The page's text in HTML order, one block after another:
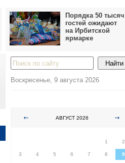
Порядка 50 тысяч
гостей ожидают
на Ирбитской
ярмарке
Воскресенье, 9 августа 2026
АВГУСТ 2026
1
2
3 4 5 6 7 8 9